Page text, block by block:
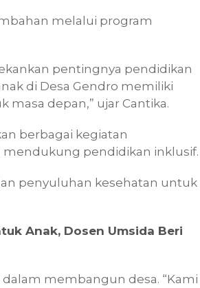
melalui program
pentingnya pendidikan
di Desa Gendro memiliki
masa depan,” ujar Cantika.
berbagai kegiatan
pendidikan inklusif.
penyuluhan kesehatan untuk
Anak, Dosen Umsida Beri
membangun desa. “Kami